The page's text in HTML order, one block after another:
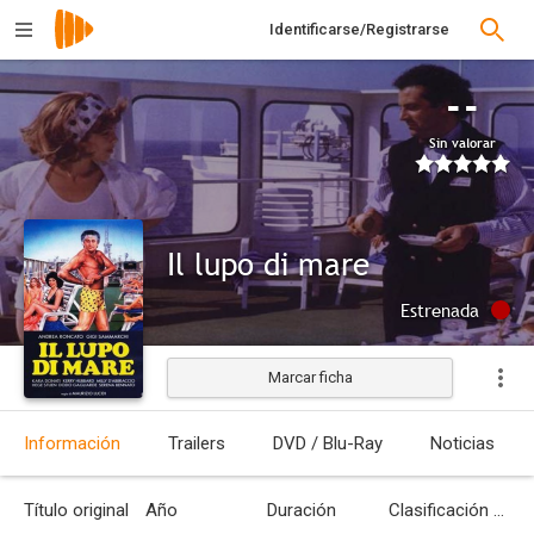
Identificarse/Registrarse
--
Sin valorar
Il lupo di mare
Estrenada
Marcar ficha
Información Trailers DVD / Blu-Ray Noticias
Título original Año Duración Clasificación por edades